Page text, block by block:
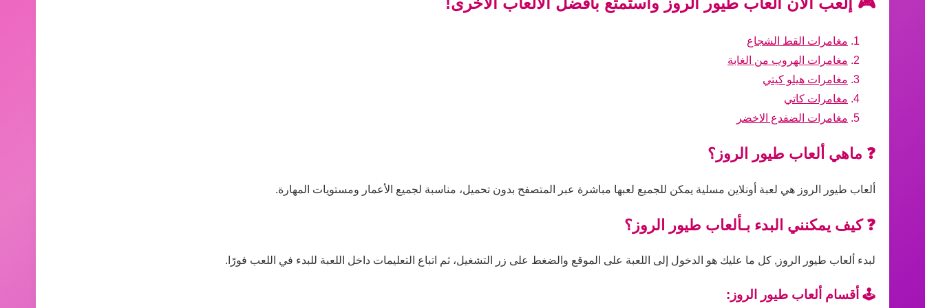
مغامرات القط الشجاع
مغامرات الهروب من الغابة
مغامرات هيلو كيتي
مغامرات كاتي
مغامرات الضفدع الاخضر
❓ ماهي ألعاب طيور الروز؟
ألعاب طيور الروز هي لعبة أونلاين مسلية يمكن للجميع لعبها مباشرة عبر المتصفح بدون تحميل، مناسبة لجميع الأعمار ومستويات المهارة.
❓ كيف يمكنني البدء بـألعاب طيور الروز؟
لبدء ألعاب طيور الروز, كل ما عليك هو الدخول إلى اللعبة على الموقع والضغط على زر التشغيل، ثم اتباع التعليمات داخل اللعبة للبدء في اللعب فورًا.
🕹️ أقسام ألعاب طيور الروز: